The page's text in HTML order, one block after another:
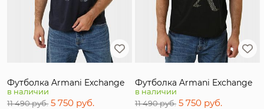
Футболка Armani Exchange
в наличии
11 490 руб. 5 750 руб.
Футболка Armani Exchange
в наличии
11 490 руб. 5 750 руб.